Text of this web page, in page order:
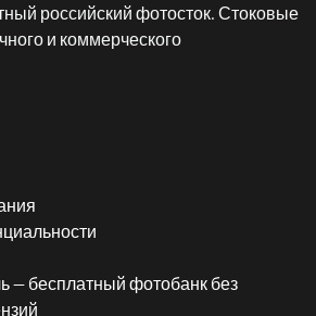
российский фотосток. Стоковые
и коммерческого
— бесплатный фотобанк без